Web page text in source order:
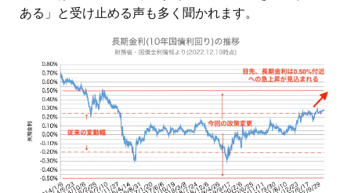
ある」と受け止める声も多く聞かれます。